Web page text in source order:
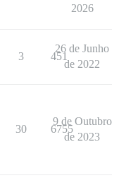
2026
3 451
26 de Junho
de 2022
30 6755
9 de Outubro
de 2023